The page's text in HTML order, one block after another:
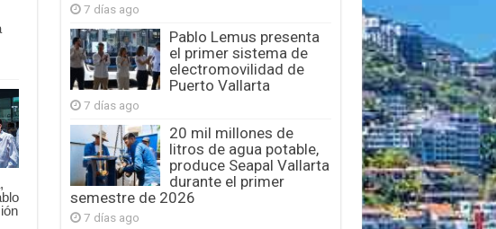
7 días ago
Pablo Lemus presenta
el primer sistema de
electromovilidad de
Puerto Vallarta
7 días ago
20 mil millones de
litros de agua potable,
produce Seapal Vallarta
durante el primer
semestre de 2026
7 días ago